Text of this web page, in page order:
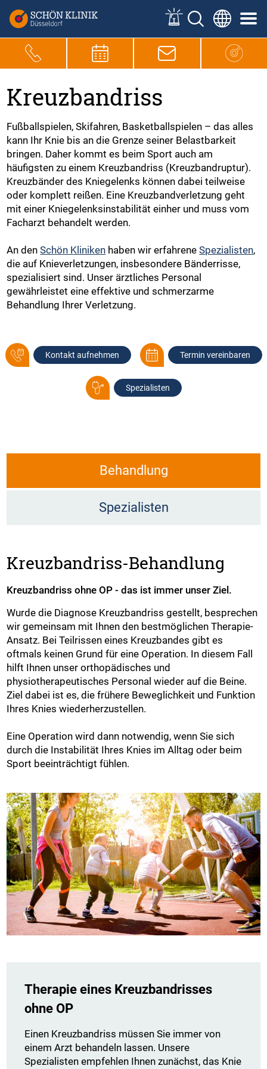
Kreuzbandriss
Fußballspielen, Skifahren, Basketballspielen – das alles
kann Ihr Knie bis an die Grenze seiner Belastbarkeit
bringen. Daher kommt es beim Sport auch am
häufigsten zu einem Kreuzbandriss (Kreuzbandruptur).
Kreuzbänder des Kniegelenks können dabei teilweise
oder komplett reißen. Eine Kreuzbandverletzung geht
mit einer Kniegelenksinstabilität einher und muss vom
Facharzt behandelt werden.
An denSchön Kliniken haben wir erfahreneSpezialisten,
die auf Knieverletzungen, insbesondere Bänderrisse,
spezialisiert sind. Unser ärztliches Personal
gewährleistet eine effektive und schmerzarme
Behandlung Ihrer Verletzung.
Kontakt aufnehmen Termin vereinbaren
Spezialisten
Behandlung
Spezialisten
Kreuzbandriss-Behandlung
Kreuzbandriss ohne OP - das ist immer unser Ziel.
Wurde die Diagnose Kreuzbandriss gestellt, besprechen
wir gemeinsam mit Ihnen den bestmöglichen Therapie-
Ansatz. Bei Teilrissen eines Kreuzbandes gibt es
oftmals keinen Grund für eine Operation. In diesem Fall
hilft Ihnen unser orthopädisches und
physiotherapeutisches Personal wieder auf die Beine.
Ziel dabei ist es, die frühere Beweglichkeit und Funktion
Ihres Knies wiederherzustellen.
Eine Operation wird dann notwendig, wenn Sie sich
durch die Instabilität Ihres Knies im Alltag oder beim
Sport beeinträchtigt fühlen.
Therapie eines Kreuzbandrisses
ohne OP
Einen Kreuzbandriss müssen Sie immer von
einem Arzt behandeln lassen. Unsere
Spezialisten empfehlen Ihnen zunächst, das Knie